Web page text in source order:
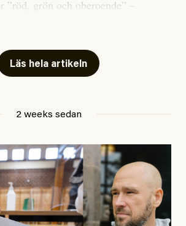
”röd, grön och oberoende” –
det att vara en ”röd, grön och
Och vad är egentligen bra
infiltratör”. Enligt ingressen
en person vars ”bakgrund skapar
rörelsen”. Problemet är att artikeln
oro i palestinarörelsen – och den
Läs hela artikeln
2 weeks sedan